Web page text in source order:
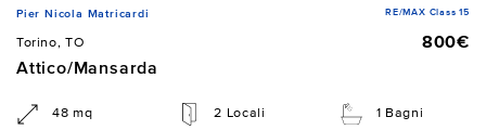
Pier Nicola Matricardi RE/MAX Class 15
Torino, TO
800€
Attico/Mansarda
48 mq 2 Locali 1 Bagni